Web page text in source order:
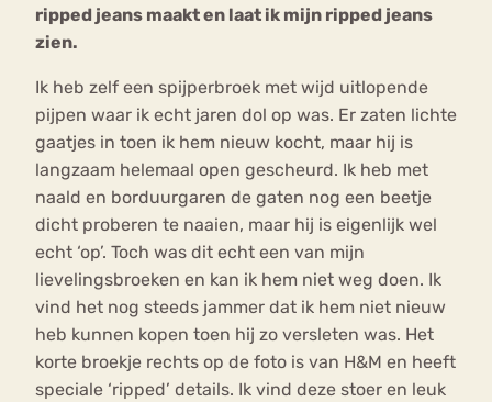
ripped jeans maakt en laat ik mijn ripped jeans
zien.
Ik heb zelf een spijperbroek met wijd uitlopende
pijpen waar ik echt jaren dol op was. Er zaten lichte
gaatjes in toen ik hem nieuw kocht, maar hij is
langzaam helemaal open gescheurd. Ik heb met
naald en borduurgaren de gaten nog een beetje
dicht proberen te naaien, maar hij is eigenlijk wel
echt ‘op’. Toch was dit echt een van mijn
lievelingsbroeken en kan ik hem niet weg doen. Ik
vind het nog steeds jammer dat ik hem niet nieuw
heb kunnen kopen toen hij zo versleten was. Het
korte broekje rechts op de foto is van H&M en heeft
speciale ‘ripped’ details. Ik vind deze stoer en leuk